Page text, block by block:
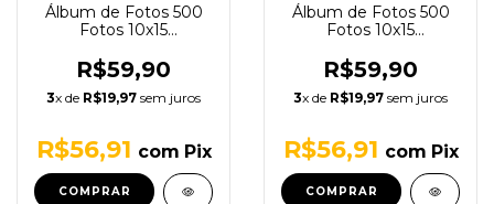
Álbum de Fotos 500
Fotos 10x15
R$59,90
3x de R$19,97 sem juros
R$56,91 com Pix
COMPRAR
Álbum de Fotos 500
Fotos 10x15
Lisa
R$59,90
3x de R$19,97 sem juros
R$56,91 com Pix
COMPRAR